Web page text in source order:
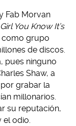
Fab Morvan
Girl You Know It’s
como grupo
de discos.
pues ninguno
Shaw, a
grabar la
millonarios.
su reputación,
el odio.